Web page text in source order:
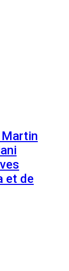
Martin
et de